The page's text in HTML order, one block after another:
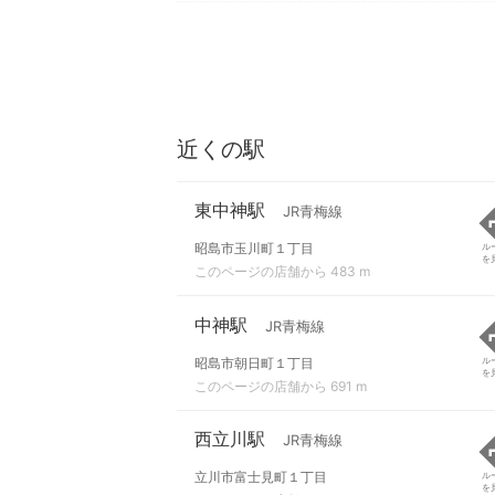
近くの駅
東中神駅 JR青梅線
昭島市玉川町１丁目
このページの店舗から 483 m
ル
を
中神駅 JR青梅線
昭島市朝日町１丁目
このページの店舗から 691 m
ル
を
西立川駅 JR青梅線
立川市富士見町１丁目
ル
を